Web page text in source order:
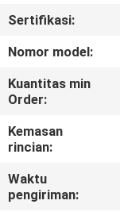
TUR
PABRIK
KONTROL
Sertifikasi:
Nomor model:
Kuantitas min
Order:
Kemasan
rincian:
Waktu
pengiriman: